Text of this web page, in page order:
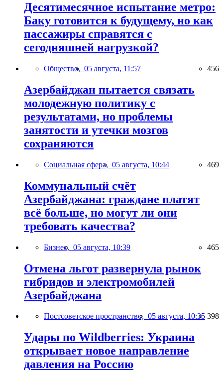
Десятимесячное испытание метро:
Баку готовится к будущему, но как
пассажиры справятся с
сегодняшней нагрузкой?
Общество, 05 августа, 11:57 456
Азербайджан пытается связать
молодежную политику с
результатами, но проблемы
занятости и утечки мозгов
сохраняются
Социальная сфера, 05 августа, 10:44 469
Коммунальный счёт
Азербайджана: граждане платят
всё больше, но могут ли они
требовать качества?
Бизнес, 05 августа, 10:39 465
Отмена льгот развернула рынок
гибридов и электромобилей
Азербайджана
Постсоветское пространство, 05 августа, 10:35 398
Удары по Wildberries: Украина
открывает новое направление
давления на Россию